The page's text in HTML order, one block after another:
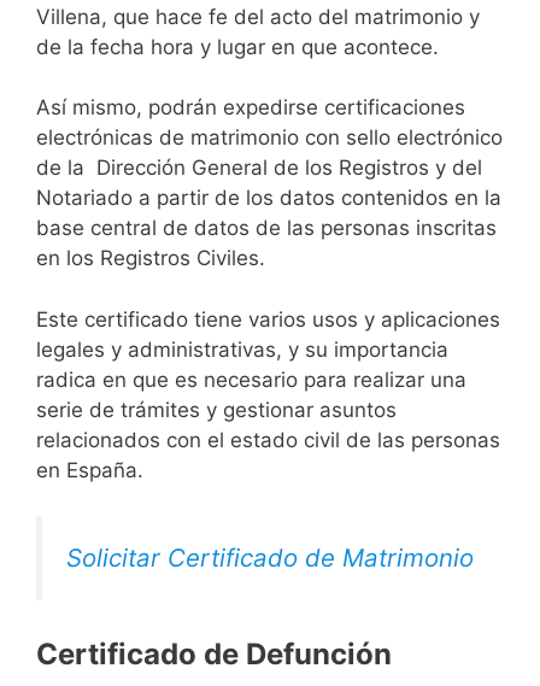
Villena, que hace fe del acto del matrimonio y
de la fecha hora y lugar en que acontece.
Así mismo, podrán expedirse certificaciones
electrónicas de matrimonio con sello electrónico
de la Dirección General de los Registros y del
Notariado a partir de los datos contenidos en la
base central de datos de las personas inscritas
en los Registros Civiles.
Este certificado tiene varios usos y aplicaciones
legales y administrativas, y su importancia
radica en que es necesario para realizar una
serie de trámites y gestionar asuntos
relacionados con el estado civil de las personas
en España.
Solicitar Certificado de Matrimonio
Certificado de Defunción